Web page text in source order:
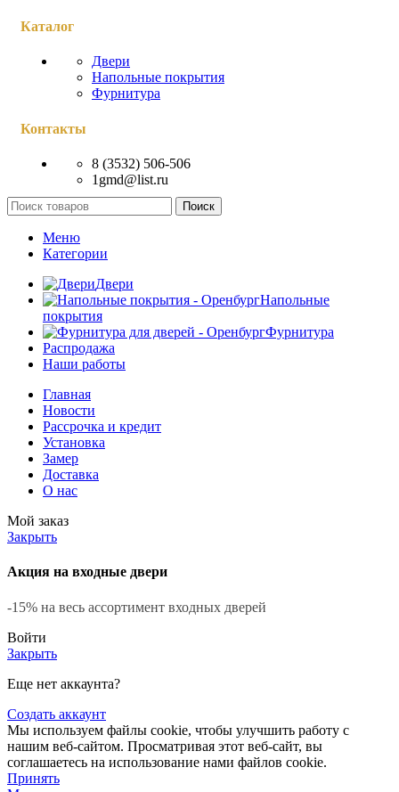
Каталог
Двери
Напольные покрытия
Фурнитура
Контакты
8 (3532) 506-506
1gmd@list.ru
Поиск
Меню
Категории
Двери
Напольные
покрытия
Фурнитура
Распродажа
Наши работы
Главная
Новости
Рассрочка и кредит
Установка
Замер
Доставка
О нас
Мой заказ
Закрыть
Акция на входные двери
-15% на весь ассортимент входных дверей
Войти
Закрыть
Еще нет аккаунта?
Создать аккаунт
Мы используем файлы cookie, чтобы улучшить работу с
нашим веб-сайтом. Просматривая этот веб-сайт, вы
соглашаетесь на использование нами файлов cookie.
Принять